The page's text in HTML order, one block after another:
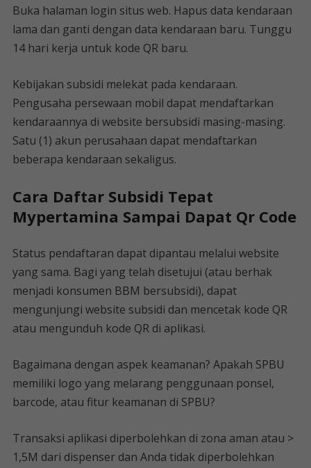
Buka halaman login situs web. Hapus data kendaraan
lama dan ganti dengan data kendaraan baru. Tunggu
14 hari kerja untuk kode QR baru.
Kebijakan subsidi melekat pada kendaraan.
Pengusaha persewaan mobil dapat mendaftarkan
kendaraannya di website bersubsidi masing-masing.
Satu (1) akun perusahaan dapat mendaftarkan
beberapa kendaraan sekaligus.
Cara Daftar Subsidi Tepat
Mypertamina Sampai Dapat Qr Code
Status pendaftaran dapat dipantau melalui website
yang sama. Bagi yang telah disetujui (atau berhak
menjadi konsumen BBM bersubsidi), dapat
mengunjungi website subsidi dan mencetak kode QR
atau mengunduh kode QR di aplikasi.
Bagaimana dengan aspek keamanan? Apakah SPBU
memiliki logo yang melarang penggunaan ponsel,
barcode, atau fitur keamanan di SPBU?
Transaksi aplikasi diperbolehkan di zona aman atau >
1,5M dari dispenser dan Anda tidak diperbolehkan